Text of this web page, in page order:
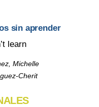
sin aprender
learn
Michelle
Cherit